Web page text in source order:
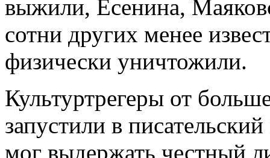
выжили, Есенина,
сотни других менее
физически уничтожили.
Культуртрегеры от
запустили в
мог выдержать честный